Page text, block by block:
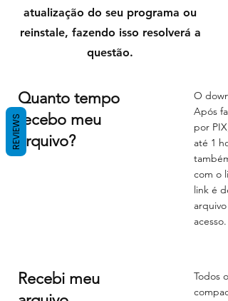
atualização do seu programa ou
reinstale, fazendo isso resolverá a
questão.
Quanto tempo
recebo meu
arquivo?
O
Após
por
até 1
com o
link é
Recebi meu
Todos
REVIEWS